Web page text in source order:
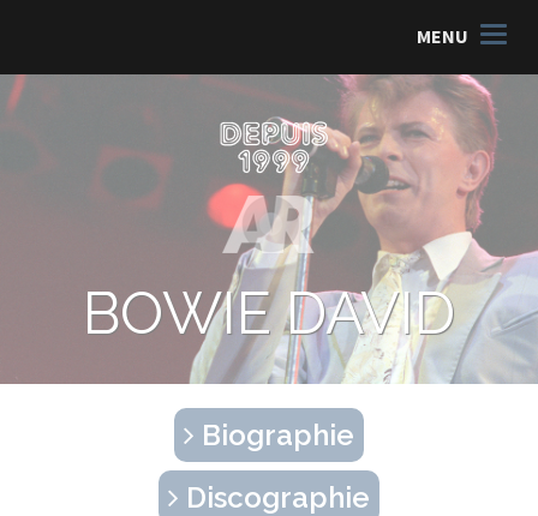
MENU
BOWIE DAVID
Biographie
Discographie